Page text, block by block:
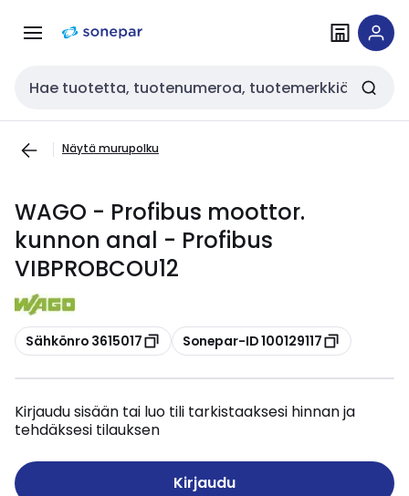
navigointiinsisältöön
Haku
Näytä murupolku
WAGO - Profibus moottor.
kunnon anal - Profibus
VIBPROBCOU12
Kopioi
Sähkönro 3615017 Kopioi
Sonepar-ID 100129117
Kirjaudu sisään tai luo tili tarkistaaksesi hinnan ja
tehdäksesi tilauksen
Kirjaudu